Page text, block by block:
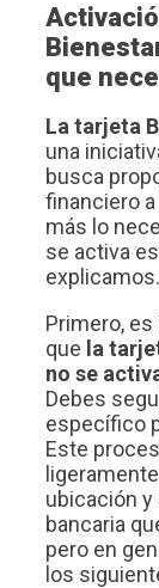
que
La tarjeta
una
busca
financiero
más lo
se activa
explicamos.
Primero,
que la
no se
Debes
específico
Este
ubicación y
bancaria
pero en
los